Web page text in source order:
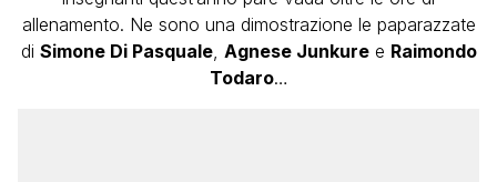
allenamento. Ne sono una dimostrazione le paparazzate
di Simone Di Pasquale, Agnese Junkuree Raimondo
Todaro…